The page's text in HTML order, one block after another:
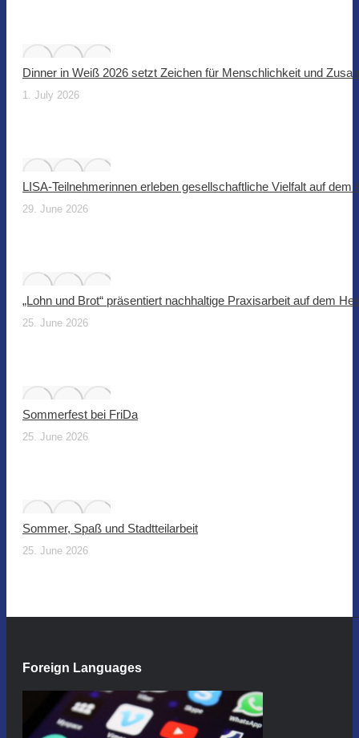
Dinner in Weiß 2026 setzt Zeichen für Menschlichkeit und
1. July 2026
LISA-Teilnehmerinnen erleben gesellschaftliche Vielfalt auf dem
29. June 2026
„Lohn und Brot“ präsentiert nachhaltige Praxisarbeit auf dem
25. June 2026
Sommerfest bei FriDa
25. June 2026
Sommer, Spaß und Stadtteilarbeit
25. June 2026
Foreign Languages